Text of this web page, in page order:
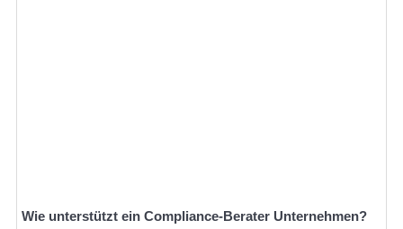
Wie unterstützt ein Compliance-Berater Unternehmen?